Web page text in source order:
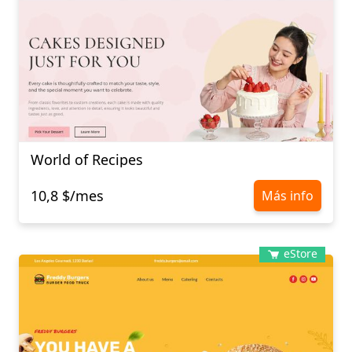
World of Recipes
10,8 $/mes
Más info
eStore